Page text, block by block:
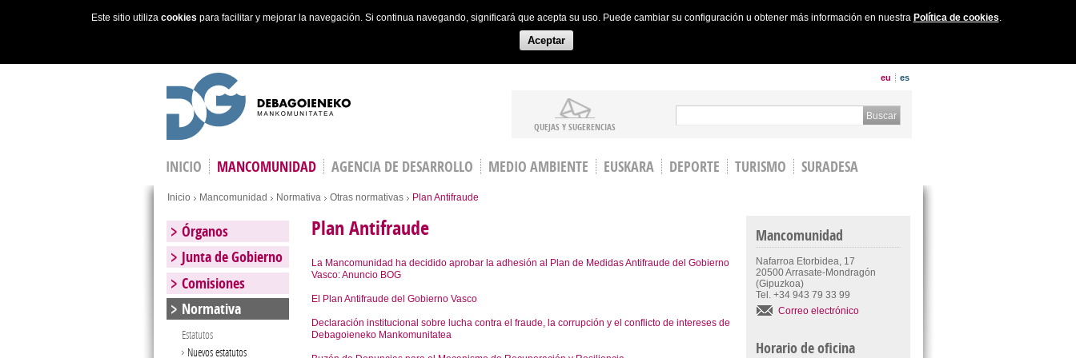
Este sitio utiliza cookies para facilitar y mejorar la navegación. Si continua navegando, significará que acepta su uso. Puede cambiar su configuración u obtener más información en nuestra Política de cookies.
Aceptar
eu es
QUEJAS Y SUGERENCIAS
Search form
INICIO MANCOMUNIDAD AGENCIA DE DESARROLLO MEDIO AMBIENTE EUSKARA DEPORTE TURISMO
SURADESA
You are here
Inicio Mancomunidad Normativa Otras normativas Plan Antifraude
Plan Antifraude
La Mancomunidad ha decidido aprobar la adhesión al Plan de Medidas Antifraude del Gobierno
Vasco: Anuncio BOG
El Plan Antifraude del Gobierno Vasco
Declaración institucional sobre lucha contra el fraude, la corrupción y el conflicto de intereses de
Debagoieneko Mankomunitatea
Mancomunidad
Nafarroa Etorbidea, 17
20500 Arrasate-Mondragón
(Gipuzkoa)
Tel. +34 943 79 33 99
Correo electrónico
Horario de oficina
Órganos
Junta de Gobierno
Comisiones
Normativa
Estatutos
Nuevos estatutos